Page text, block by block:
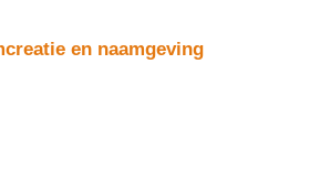
en naamgeving